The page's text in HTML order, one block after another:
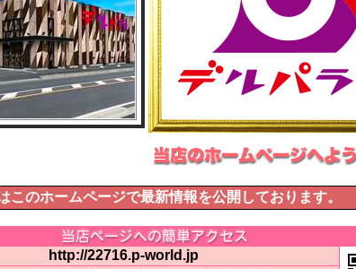
このホームページで最新情報を公開しております。
http://22716.p-world.jp